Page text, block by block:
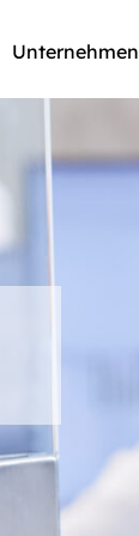
Unternehmen